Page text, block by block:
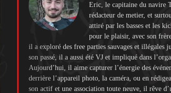
Eric, le capitaine du navire
rédacteur de metier, et
attiré par les basses et les
pour le plaisir, avec son
il a exploré des free parties sauvages et illégales
son passé, il a aussi été VJ et impliqué dans
Aujourd’hui, il aime capturer l’énergie des
derrière l’appareil photo, la caméra, ou en
son actif et une association toute neuve, il rêve